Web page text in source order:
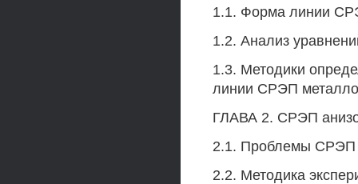
1.1. Форма линии
1.2. Анализ
1.3. Методики
линии СРЭП
ГЛАВА 2. СРЭП
2.1. Проблемы СРЭП
2.2. Методика